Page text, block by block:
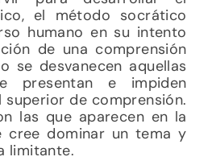
el método socrático
humano en su intento
de una comprensión
se desvanecen aquellas
presentan e impiden
superior de comprensión.
las que aparecen en la
cree dominar un tema y
limitante.